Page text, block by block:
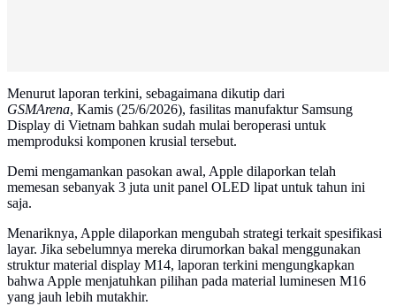
Menurut laporan terkini, sebagaimana dikutip dari
GSMArena, Kamis (25/6/2026), fasilitas manufaktur Samsung
Display di Vietnam bahkan sudah mulai beroperasi untuk
memproduksi komponen krusial tersebut.
Demi mengamankan pasokan awal, Apple dilaporkan telah
memesan sebanyak 3 juta unit panel OLED lipat untuk tahun ini
saja.
Menariknya, Apple dilaporkan mengubah strategi terkait spesifikasi
layar. Jika sebelumnya mereka dirumorkan bakal menggunakan
struktur material display M14, laporan terkini mengungkapkan
bahwa Apple menjatuhkan pilihan pada material luminesen M16
yang jauh lebih mutakhir.